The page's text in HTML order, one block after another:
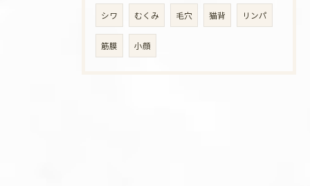
シワ むくみ 毛穴 猫背 リンパ
筋膜 小顔